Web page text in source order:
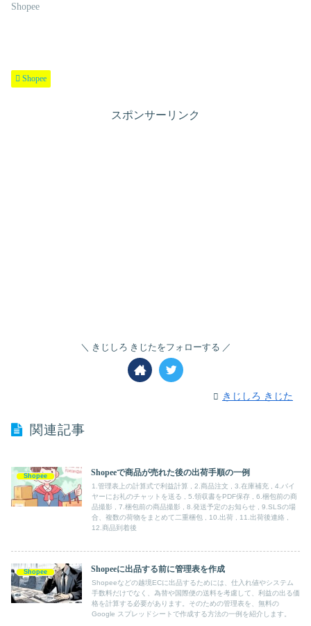
Shopee
Shopee
スポンサーリンク
きじしろ きじたをフォローする
きじしろ きじた
関連記事
Shopee Shopeeで商品が売れた後の出荷手順の一例
1.管理表上の計算式で利益計算 , 2.商品注文 , 3.在庫補充 , 4.バイ
ヤーにお礼のチャットを送る , 5.領収書をPDF保存 , 6.梱包前の商
品撮影 , 7.梱包前の商品撮影 , 8.発送予定のお知らせ , 9.SLSの場
合、複数の荷物をまとめて二重梱包 , 10.出荷 , 11.出荷後連絡 ,
12.商品到着後
Shopee Shopeeに出品する前に管理表を作成
Shopeeなどの越境ECに出品するためには、仕入れ値やシステム
手数料だけでなく、為替や国際便の送料を考慮して、利益の出る価
格を計算する必要があります。そのための管理表を、無料の
Google スプレッドシートで作成する方法の一例を紹介します。